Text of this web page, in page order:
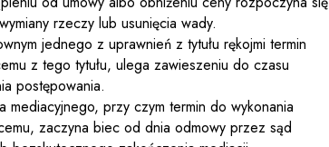
rzeczy lub usunięcia wady.
jednego z uprawnień z tytułu rękojmi termin
z tego tytułu, ulega zawieszeniu do czasu
postępowania.
przy czym termin do wykonania
zaczyna biec od dnia odmowy przez sąd